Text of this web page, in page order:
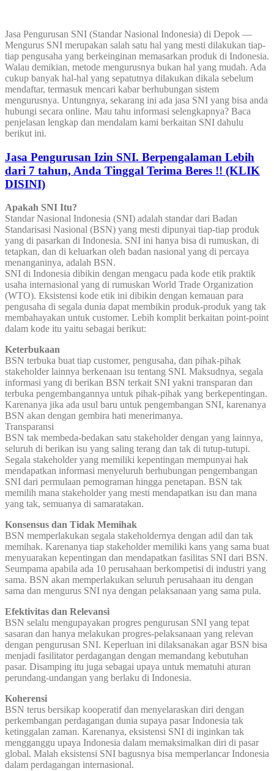
Jasa Pengurusan SNI (Standar Nasional Indonesia) di Depok —
Mengurus SNI merupakan salah satu hal yang mesti dilakukan tiap-
tiap pengusaha yang berkeinginan memasarkan produk di Indonesia.
Walau demikian, metode mengurusnya bukan hal yang mudah. Ada
cukup banyak hal-hal yang sepatutnya dilakukan dikala sebelum
mendaftar, termasuk mencari kabar berhubungan sistem
mengurusnya. Untungnya, sekarang ini ada jasa SNI yang bisa anda
hubungi secara online. Mau tahu informasi selengkapnya? Baca
penjelasan lengkap dan mendalam kami berkaitan SNI dahulu
berikut ini.
Jasa Pengurusan Izin SNI. Berpengalaman Lebih
dari 7 tahun, Anda Tinggal Terima Beres !! (KLIK
DISINI)
Apakah SNI Itu?
Standar Nasional Indonesia (SNI) adalah standar dari Badan
Standarisasi Nasional (BSN) yang mesti dipunyai tiap-tiap produk
yang di pasarkan di Indonesia. SNI ini hanya bisa di rumuskan, di
tetapkan, dan di keluarkan oleh badan nasional yang di percaya
menanganinya, adalah BSN.
SNI di Indonesia dibikin dengan mengacu pada kode etik praktik
usaha internasional yang di rumuskan World Trade Organization
(WTO). Eksistensi kode etik ini dibikin dengan kemauan para
pengusaha di segala dunia dapat membikin produk-produk yang tak
membahayakan untuk customer. Lebih komplit berkaitan point-point
dalam kode itu yaitu sebagai berikut:
Keterbukaan
BSN terbuka buat tiap customer, pengusaha, dan pihak-pihak
stakeholder lainnya berkenaan isu tentang SNI. Maksudnya, segala
informasi yang di berikan BSN terkait SNI yakni transparan dan
terbuka pengembangannya untuk pihak-pihak yang berkepentingan.
Karenanya jika ada usul baru untuk pengembangan SNI, karenanya
BSN akan dengan gembira hati menerimanya.
Transparansi
BSN tak membeda-bedakan satu stakeholder dengan yang lainnya,
seluruh di berikan isu yang saling terang dan tak di tutup-tutupi.
Segala stakeholder yang memiliki kepentingan mempunyai hak
mendapatkan informasi menyeluruh berhubungan pengembangan
SNI dari permulaan pemograman hingga penetapan. BSN tak
memilih mana stakeholder yang mesti mendapatkan isu dan mana
yang tak, semuanya di samaratakan.
Konsensus dan Tidak Memihak
BSN memperlakukan segala stakeholdernya dengan adil dan tak
memihak. Karenanya tiap stakeholder memiliki kans yang sama buat
menyuarakan kepentingan dan mendapatkan fasilitas SNI dari BSN.
Seumpama apabila ada 10 perusahaan berkompetisi di industri yang
sama. BSN akan memperlakukan seluruh perusahaan itu dengan
sama dan mengurus SNI nya dengan pelaksanaan yang sama pula.
Efektivitas dan Relevansi
BSN selalu mengupayakan progres pengurusan SNI yang tepat
sasaran dan hanya melakukan progres-pelaksanaan yang relevan
dengan pengurusan SNI. Keperluan ini dilaksanakan agar BSN bisa
menjadi fasilitator perdagangan dengan memandang kebutuhan
pasar. Disamping itu juga sebagai upaya untuk mematuhi aturan
perundang-undangan yang berlaku di Indonesia.
Koherensi
BSN terus bersikap kooperatif dan menyelaraskan diri dengan
perkembangan perdagangan dunia supaya pasar Indonesia tak
ketinggalan zaman. Karenanya, eksistensi SNI di inginkan tak
mengganggu upaya Indonesia dalam memaksimalkan diri di pasar
global. Malah eksistensi SNI bagusnya bisa memperlancar Indonesia
dalam perdagangan internasional.